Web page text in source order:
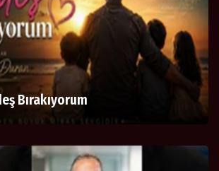
Bırakıyorum